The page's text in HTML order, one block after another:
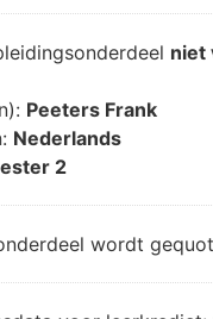
niet
Peeters Frank
Nederlands
2
wordt